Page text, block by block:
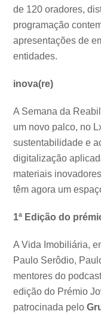
de 120 oradores,
programação
apresentações de
entidades.
inova(re)
A Semana da
um novo palco, no
sustentabilidade e
digitalização
materiais
têm agora um
1ª Edição do
A Vida Imobiliária,
Paulo Serôdio,
mentores do
edição do Prémio
patrocinada pelo